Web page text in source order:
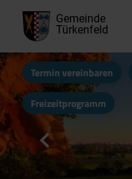
Gemeinde
Türkenfeld
Termin vereinbaren
Freizeitprogramm